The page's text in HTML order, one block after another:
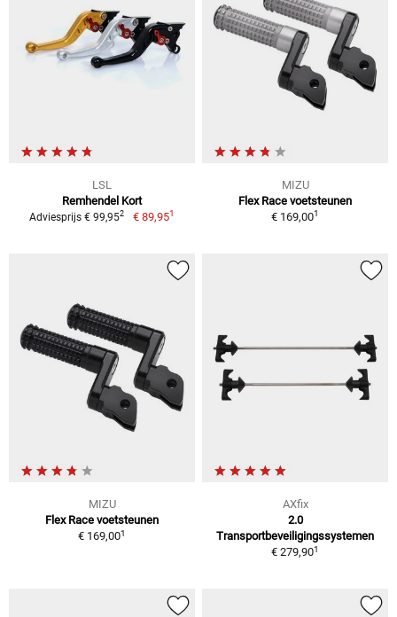
LSL
Remhendel Kort
Adviesprijs € 99,952 € 89,951
MIZU
Flex Race voetsteunen
€ 169,001
MIZU
Flex Race voetsteunen
€ 169,001
AXfix
2.0
Transportbeveiligingssystemen
€ 279,901